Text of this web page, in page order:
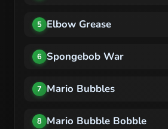
5 Elbow Grease
6 Spongebob War
7 Mario Bubbles
8 Mario Bubble Bobble